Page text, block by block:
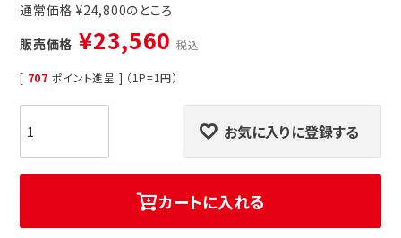
通常価格 ¥24,800
販売価格 ¥23,560 税込
[ 707 ポイント進呈 ] （1P=1円）
お気に入りに登録する
カートに入れる